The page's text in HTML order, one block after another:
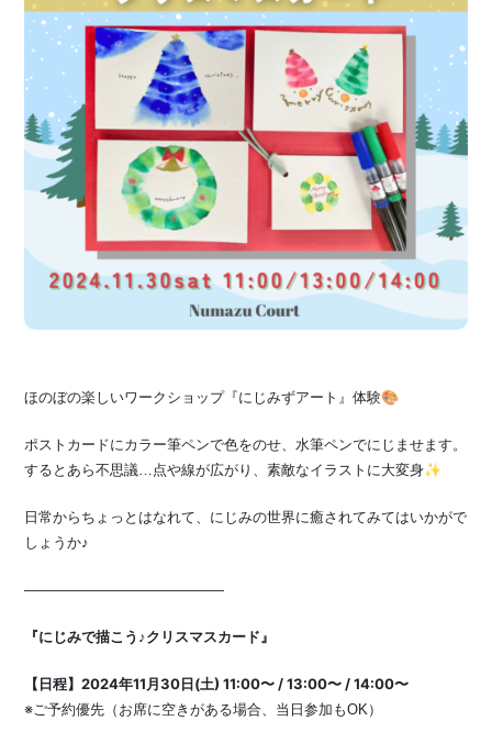
ほのぼの楽しいワークショップ『にじみずアート』体験🎨
ポストカードにカラー筆ペンで色をのせ、水筆ペンでにじませます。
するとあら不思議…点や線が広がり、素敵なイラストに大変身✨
日常からちょっとはなれて、にじみの世界に癒されてみてはいかがで
しょうか♪
——————————————
『にじみで描こう♪クリスマスカード』
【日程】2024年11月30日(土) 11:00〜 / 13:00〜 / 14:00〜
※ご予約優先（お席に空きがある場合、当日参加もOK）